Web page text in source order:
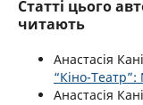
Статті цього
читають
Анастасія
“Кіно-
Анастасія